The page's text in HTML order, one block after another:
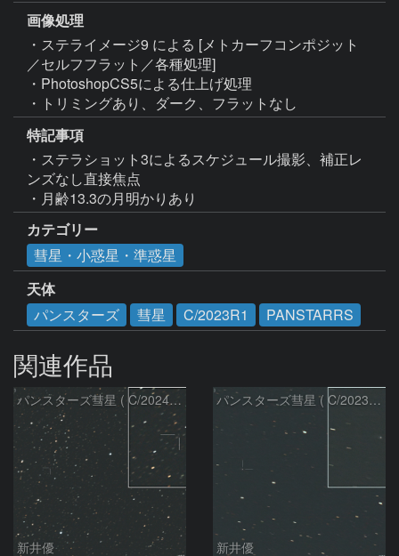
画像処理
・ステライメージ9 による [メトカーフコンポジット
／セルフフラット／各種処理]
・PhotoshopCS5による仕上げ処理
・トリミングあり、ダーク、フラットなし
特記事項
・ステラショット3によるスケジュール撮影、補正レ
ンズなし直接焦点
・月齢13.3の月明かりあり
カテゴリー
彗星・小惑星・準惑星
天体
パンスターズ
彗星 C/2023R1 PANSTARRS
関連作品
パンスターズ彗星 ( C/2024R4 )：2026/07/27
新井優
パンスターズ彗星 ( C/2023R1 )：2026/07/09
新井優